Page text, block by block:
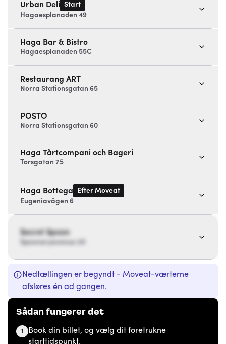
Urban Deli Start
Hagaesplanaden 49
Haga Bar & Bistro
Hagaesplanaden 55C
Restaurang ART
Norra Stationsgatan 65
POSTO
Norra Stationsgatan 60
Haga Tårtcompani och Bageri
Torsgatan 75
Haga Bottega
Efter Moveat
Eugeniavägen 6
Secret Spoon
Spoonaryavenue 20
Nedtællingen er begyndt - Moveat-værterne
afsløres én ad gangen.
Sådan fungerer det
1
Book din billet, og vælg dit foretrukne
starttidspunkt.